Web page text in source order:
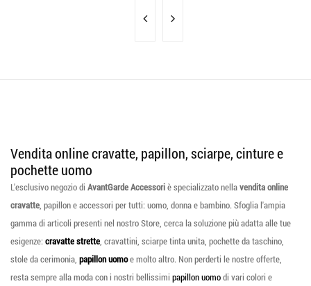
Vendita online cravatte, papillon, sciarpe, cinture e
pochette uomo
L'esclusivo negozio di AvantGarde Accessoriè specializzato nellavendita online
cravatte, papillon e accessori per tutti: uomo, donna e bambino. Sfoglia l'ampia
gamma di articoli presenti nel nostro Store, cerca la soluzione più adatta alle tue
esigenze:cravatte strette, cravattini, sciarpe tinta unita, pochette da taschino,
stole da cerimonia, papillon uomoe molto altro. Non perderti le nostre offerte,
resta sempre alla moda con i nostri bellissimi papillon uomodi vari colori e